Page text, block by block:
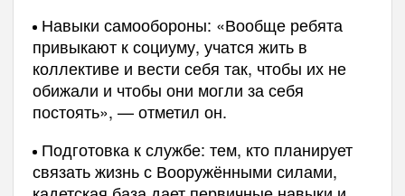
Навыки самообороны: «Вообще ребята
привыкают к социуму, учатся жить в
коллективе и вести себя так, чтобы их не
обижали и чтобы они могли за себя
постоять», — отметил он.
Подготовка к службе: тем, кто планирует
связать жизнь с Вооружёнными силами,